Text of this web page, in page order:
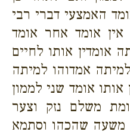
האמצעי דברי רבי
אין אומד אחר אומד
אומדין אותו לחיים
למיתה אמדוהו למיתה
אומד שני לממון
משלם נזק וצער
משעה שהכהו וסתמא